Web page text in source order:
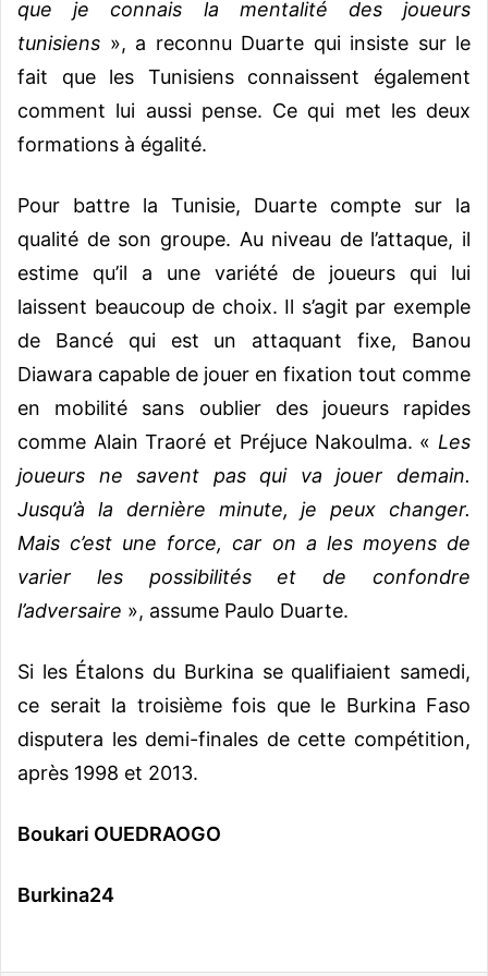
que je connais la mentalité des joueurs
tunisiens », a reconnu Duarte qui insiste sur le
fait que les Tunisiens connaissent également
comment lui aussi pense. Ce qui met les deux
formations à égalité.
Pour battre la Tunisie, Duarte compte sur la
qualité de son groupe. Au niveau de l’attaque, il
estime qu’il a une variété de joueurs qui lui
laissent beaucoup de choix. Il s’agit par exemple
de Bancé qui est un attaquant fixe, Banou
Diawara capable de jouer en fixation tout comme
en mobilité sans oublier des joueurs rapides
comme Alain Traoré et Préjuce Nakoulma. « Les
joueurs ne savent pas qui va jouer demain.
Jusqu’à la dernière minute, je peux changer.
Mais c’est une force, car on a les moyens de
varier les possibilités et de confondre
l’adversaire », assume Paulo Duarte.
Si les Étalons du Burkina se qualifiaient samedi,
ce serait la troisième fois que le Burkina Faso
disputera les demi-finales de cette compétition,
après 1998 et 2013.
Boukari OUEDRAOGO
Burkina24